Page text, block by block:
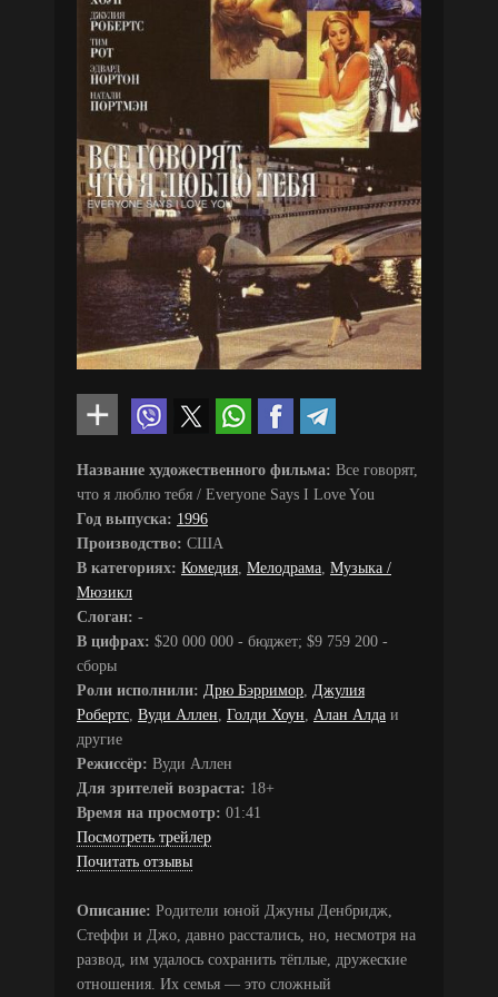
Название художественного фильма: Все говорят,
что я люблю тебя / Everyone Says I Love You
Год выпуска: 1996
Производство: США
В категориях: Комедия Мелодрама Музыка /
Мюзикл
Слоган: -
В цифрах: $20 000 000 - бюджет; $9 759 200 -
сборы
Роли исполнили: Дрю Бэрримор Джулия
Робертс Вуди Аллен Голди Хоун Алан Алда и
другие
Режиссёр: Вуди Аллен
Для зрителей возраста: 18+
Время на просмотр: 01:41
Посмотреть трейлер
Почитать отзывы
Описание: Родители юной Джуны Денбридж,
Стеффи и Джо, давно расстались, но, несмотря на
развод, им удалось сохранить тёплые, дружеские
отношения. Их семья — это сложный